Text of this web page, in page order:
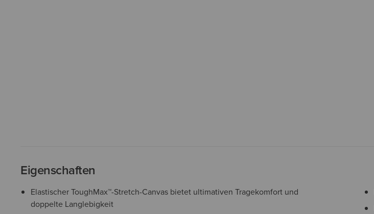
Eigenschaften
Elastischer ToughMax™-Stretch-Canvas bietet ultimativen Tragekomfort und
doppelte Langlebigkeit